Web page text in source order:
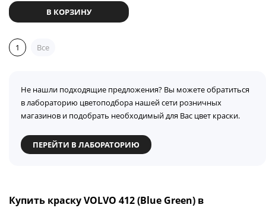
В КОРЗИНУ
1 Все
Не нашли подходящие предложения? Вы можете обратиться
в лабораторию цветоподбора нашей сети розничных
магазинов и подобрать необходимый для Вас цвет краски.
ПЕРЕЙТИ В ЛАБОРАТОРИЮ
Купить краску VOLVO 412 (Blue Green) в